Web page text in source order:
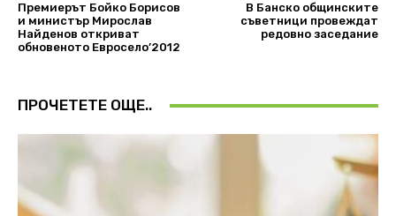
Премиерът Бойко Борисов
и министър Мирослав
Найденов откриват
обновеното Евросело’2012
В Банско общинските
съветници провеждат
редовно заседание
ПРОЧЕТЕТЕ ОЩЕ..